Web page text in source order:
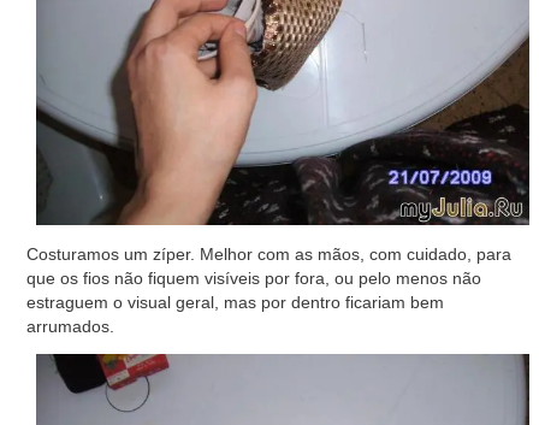
Costuramos um zíper. Melhor com as mãos, com cuidado, para
que os fios não fiquem visíveis por fora, ou pelo menos não
estraguem o visual geral, mas por dentro ficariam bem
arrumados.